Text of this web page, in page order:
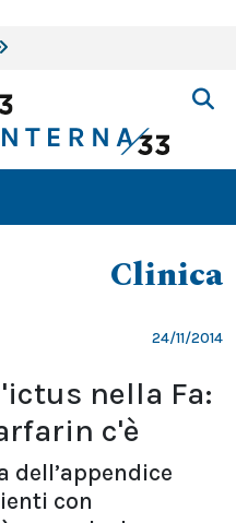
Clinica
24/11/2014
nella Fa:
c'è
dell’appendice
con